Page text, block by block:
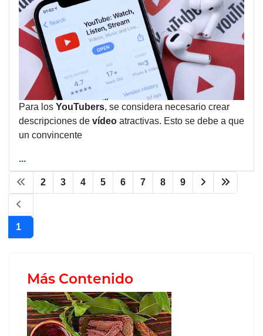
Para los YouTubers, se considera necesario crear
descripciones de vídeo atractivas. Esto se debe a que
un convincente
...
1
2 3 4 5 6 7 8 9
Más Contenido